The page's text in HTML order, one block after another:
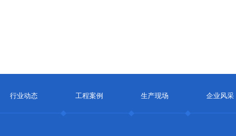
行业动态 工程案例 生产现场 企业风采